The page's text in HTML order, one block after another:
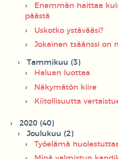
Enemmän haittaa
päästä
Uskotko ystävääsi?
Jokainen tsäänssi on
Tammikuu (3)
Haluan luottaa
Näkymätön kiire
Kiitollisuutta
2020 (40)
Joulukuu (2)
Työelämä